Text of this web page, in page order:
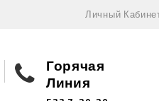
Личный
Горячая
Линия